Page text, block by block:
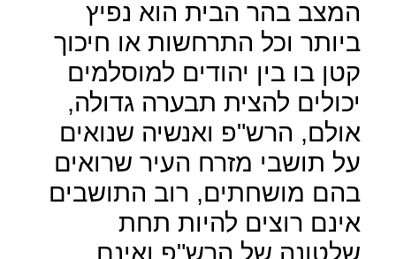
המצב בהר הבית הוא נפיץ
ביותר וכל התרחשות או חיכוך
קטן בו בין יהודים למוסלמים
יכולים להצית תבערה גדולה,
אולם, הרש"פ ואנשיה שנואים
על תושבי מזרח העיר שרואים
בהם מושחתים, רוב התושבים
אינם רוצים להיות תחת
שלטונה של הרש"פ ואינם